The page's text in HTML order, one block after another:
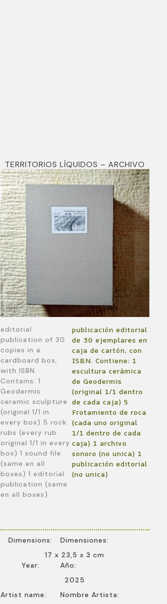
TERRITORIOS LÍQUIDOS – ARCHIVO
editorial
publication of 30
copies in a
cardboard box,
with ISBN.
Contains: 1
Geodermis
ceramic sculpture
(original 1/1 in
every box) 5 rock
rubs (every rub
original 1/1 in every
box) 1 sound file
(same en all
boxes) 1 editorial
publication (same
en all boxes)
publicación editorial
de 30 ejemplares en
caja de cartón, con
ISBN. Contiene: 1
escultura cerámica
de Geodermis
(original 1/1 dentro
de cada caja) 5
Frotamiento de roca
(cada uno original
1/1 dentro de cada
caja) 1 archivo
sonoro (no unica) 1
publicación editorial
(no unica)
Dimensions:
Dimensiones:
17 x 23,5 x 3 cm
Year:
Año:
2025
Artist name:
Nombre Artista: